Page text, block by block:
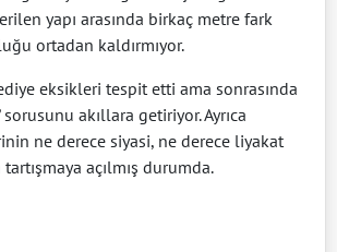
yapı arasında birkaç metre fark
ortadan kaldırmıyor.
eksikleri tespit etti ama sonrasında
akıllara getiriyor. Ayrıca
ne derece siyasi, ne derece liyakat
açılmış durumda.